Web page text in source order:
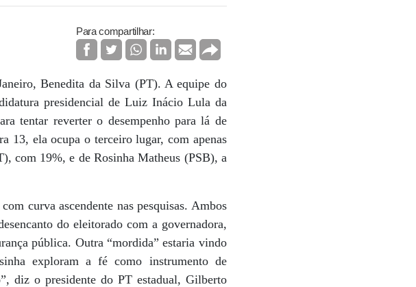
Para compartilhar:
Benedita da Silva (PT). A equipe do
presidencial de Luiz Inácio Lula da
tentar reverter o desempenho para lá de
13, ela ocupa o terceiro lugar, com apenas
com 19%, e de Rosinha Matheus (PSB), a
curva ascendente nas pesquisas. Ambos
do eleitorado com a governadora,
pública. Outra “mordida” estaria vindo
exploram a fé como instrumento de
diz o presidente do PT estadual, Gilberto